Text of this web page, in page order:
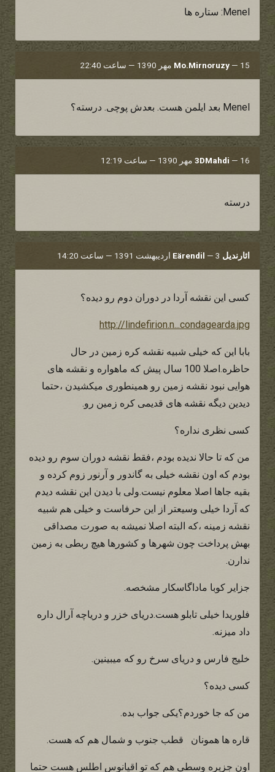
Menel: ستاره ها
Mo.Mirnoruzy — 15 مهر 1390 — ساعت 22:40
Menel بعد ایلمن هست. بعدش پوچی. درسته؟
3DMahdi — 16 مهر 1390 — ساعت 12:19
درسته
ائارندیل Eärendil — 3 اردیبهشت 1391 — ساعت 14:20
کسی این نقشه آردا در دوران دوم رو دیده؟
http://lindefirion.n...condagearda.jpg
بابا این که خیلی شبیه نقشه کره زمین در حال
حاظره.اصلا 100 سال پیش که ماهواره و نقشه های
هوایی نبود نقشه زمین رو همینطوری میکشیدن ،حتما
دیدین دیگه نقشه های قدیمی کره زمین رو.
کسی نظری نداره؟
من که تا حالا ندیده بودم ،فقط نقشه دوران سوم رو دیده
بودم که اون نقشه خیلی به گاندور و آرنور زوم کرده و
بقیه جاها اصلا معلوم نیست.ولی با دیدن این نقشه دیدم
که آردا خیلی وسیعتر از این حرفاست و خیلی هم شبیه
نقشه زمینه ،که البته اصلا نمیشه به صورت مصداقی
بهش پرداخت چون شهرها و کشورها هیچ ربطی به زمین
ندارن.
جزایر کوبا ماداگاسکار مشخصه.
فلوریدا خیلی تابلو هست.دریای خزر و دریاچه آرال داره
داد میزنه.
خلیج فارس و دریای سرخ رو که میبینین.
کسی دیده؟
من که جا خوردم؟یکی جواب بده.
قاره ها همونان قطب جنوب و شمال هم که هست.
اون جزیره وسطی هم که تو اقیانوس اطلس هست حتما